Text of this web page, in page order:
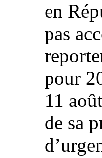
en
pas
pour
11
de sa